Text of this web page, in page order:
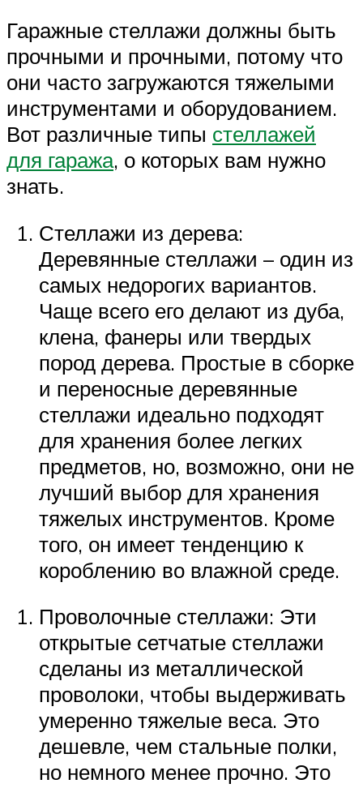
Гаражные стеллажи должны быть
прочными и прочными, потому что
они часто загружаются тяжелыми
инструментами и оборудованием.
Вот различные типы стеллажей
для гаража, о которых вам нужно
знать.
Стеллажи из дерева:
Деревянные стеллажи – один из
самых недорогих вариантов.
Чаще всего его делают из дуба,
клена, фанеры или твердых
пород дерева. Простые в сборке
и переносные деревянные
стеллажи идеально подходят
для хранения более легких
предметов, но, возможно, они не
лучший выбор для хранения
тяжелых инструментов. Кроме
того, он имеет тенденцию к
короблению во влажной среде.
Проволочные стеллажи: Эти
открытые сетчатые стеллажи
сделаны из металлической
проволоки, чтобы выдерживать
умеренно тяжелые веса. Это
дешевле, чем стальные полки,
но немного менее прочно. Это